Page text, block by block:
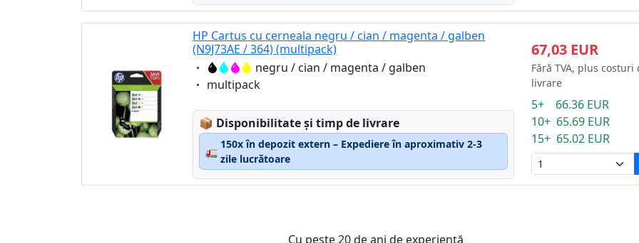
HP Cartus cu cerneala negru / cian / magenta / galben
(N9J73AE / 364) (multipack)
Eigenschaft:negru / cian / magenta / galben
Eigenschaft:
multipack
📦 Lagerstatus:
Disponibilitate și timp de livrare
🚛
150x în depozit extern – Expediere în aproximativ 2-3
zile lucrătoare
67,03 EUR
Fără TVA, plus costuri
livrare
5+ 66.36 EUR
10+ 65.69 EUR
15+ 65.02 EUR
Cu peste 20 de ani de experiență